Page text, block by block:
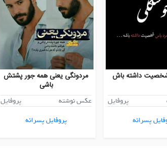
داشته باش
پروفایل
پسرانه
مردونگی یعنی همه جور پشتش
باشی
عکس نوشته
پروفایل
پروفایل پسرانه